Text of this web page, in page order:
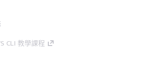
CLI 教學課程